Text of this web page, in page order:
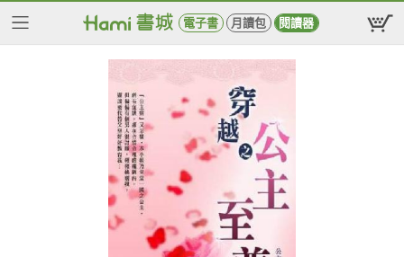
電子書 月讀包 閱讀器